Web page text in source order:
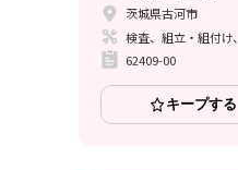
茨城県古河市
検査、組立・組付
62409-00
キープする